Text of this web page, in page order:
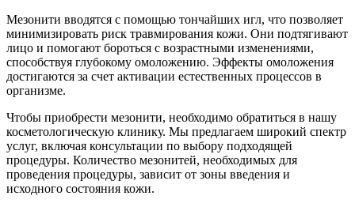
Мезонити вводятся с помощью тончайших игл, что позволяет
минимизировать риск травмирования кожи. Они подтягивают
лицо и помогают бороться с возрастными изменениями,
способствуя глубокому омоложению. Эффекты омоложения
достигаются за счет активации естественных процессов в
организме.
Чтобы приобрести мезонити, необходимо обратиться в нашу
косметологическую клинику. Мы предлагаем широкий спектр
услуг, включая консультации по выбору подходящей
процедуры. Количество мезонитей, необходимых для
проведения процедуры, зависит от зоны введения и
исходного состояния кожи.